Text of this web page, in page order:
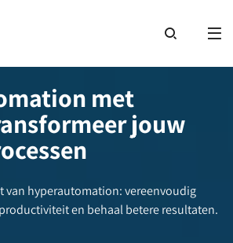
met
jouw
van hyperautomation: vereenvoudig
en behaal betere resultaten.